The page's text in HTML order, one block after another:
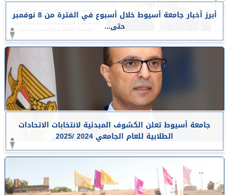
أبرز أخبار جامعة أسيوط خلال أسبوع في الفترة من 8 نوفمبر
حتى...
جامعة أسيوط تعلن الكشوف المبدئية لانتخابات الاتحادات
الطلابية للعام الجامعي 2024 /2025